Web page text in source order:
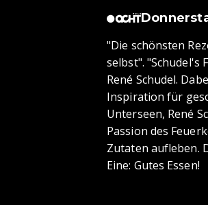
"Die schönsten
selbst". "Schudel's
René Schudel.
Inspiration für
Unterseen, René
Passion des
Zutaten aufleben.
Eine: Gutes Essen!